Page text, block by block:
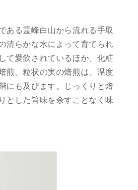
ある霊峰白山から流れる手取
清らかな水によって育てられ
て愛飲されているほか、化粧
煎。粒状の実の焙煎は、温度
にも及びます。じっくりと焙
とした旨味を余すことなく味